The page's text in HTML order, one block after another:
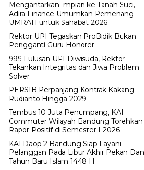
Mengantarkan Impian ke Tanah Suci,
Adira Finance Umumkan Pemenang
UMRAH untuk Sahabat 2026
Rektor UPI Tegaskan ProBidik Bukan
Pengganti Guru Honorer
999 Lulusan UPI Diwisuda, Rektor
Tekankan Integritas dan Jiwa Problem
Solver
PERSIB Perpanjang Kontrak Kakang
Rudianto Hingga 2029
Tembus 10 Juta Penumpang, KAI
Commuter Wilayah Bandung Torehkan
Rapor Positif di Semester I-2026
KAI Daop 2 Bandung Siap Layani
Pelanggan Pada Libur Akhir Pekan Dan
Tahun Baru Islam 1448 H